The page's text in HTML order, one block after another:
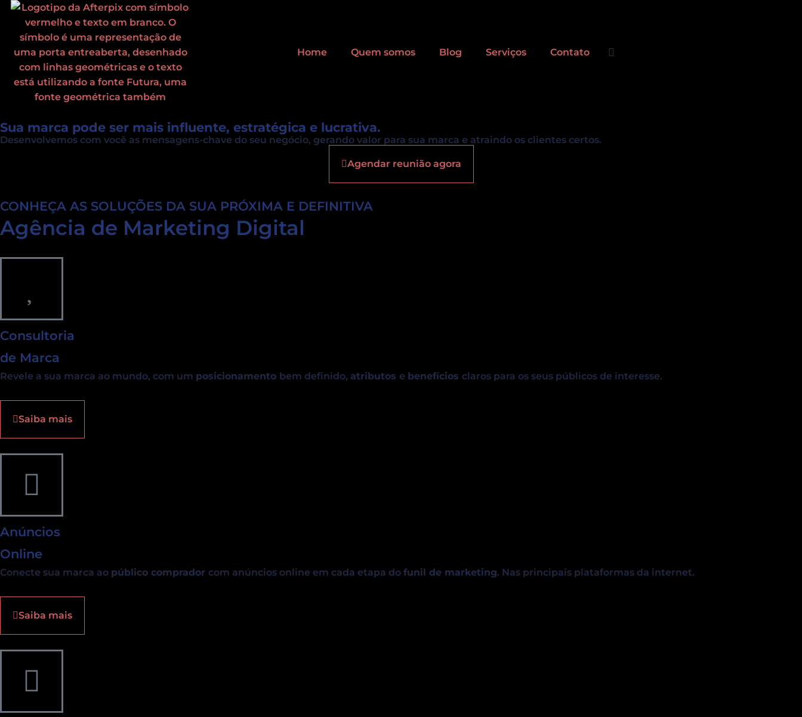
conteúdo
Home Quem somos Blog Serviços Contato
Sua marca pode ser mais influente, estratégica e lucrativa.
Desenvolvemos com você as mensagens-chave do seu negócio, gerando valor para sua marca e atraindo os clientes certos.
Agendar reunião agora
CONHEÇA AS SOLUÇÕES DA SUA PRÓXIMA E DEFINITIVA
Agência de Marketing Digital
Consultoria
de Marca
Revele a sua marca ao mundo, com um posicionamento bem definido, atributos e benefícios claros para os seus públicos de interesse.
Saiba mais
Anúncios
Online
Conecte sua marca ao público comprador com anúncios online em cada etapa do funil de marketing. Nas principais plataformas da internet.
Saiba mais